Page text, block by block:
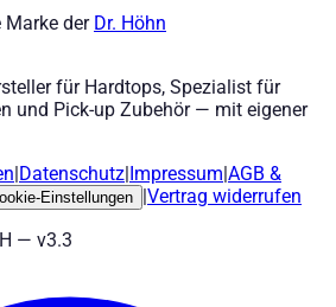
Marke der Dr. Höhn
für Hardtops, Spezialist für
und Pick-up Zubehör — mit eigener
Datenschutz Impressum AGB &
Einstellungen
Vertrag widerrufen
— v3.3